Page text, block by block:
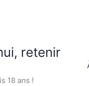
retenir
18 ans !